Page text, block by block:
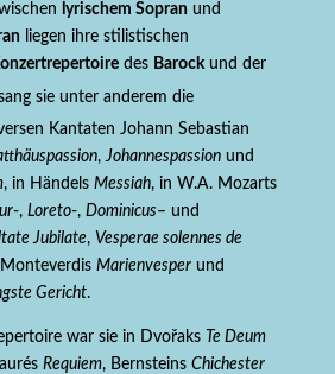
lyrischem Sopranund
liegen ihre stilistischen
des Barockund der
sie unter anderem die
Kantaten Johann Sebastian
,Johannespassionund
, in Händels Messiah, in W.A. Mozarts
-, Loreto-, Dominicus– und
Jubilate, Vesperae solennes de
Marienvesperund
Gericht.
war sie in Dvořaks Te Deum
Requiem, Bernsteins Chichester